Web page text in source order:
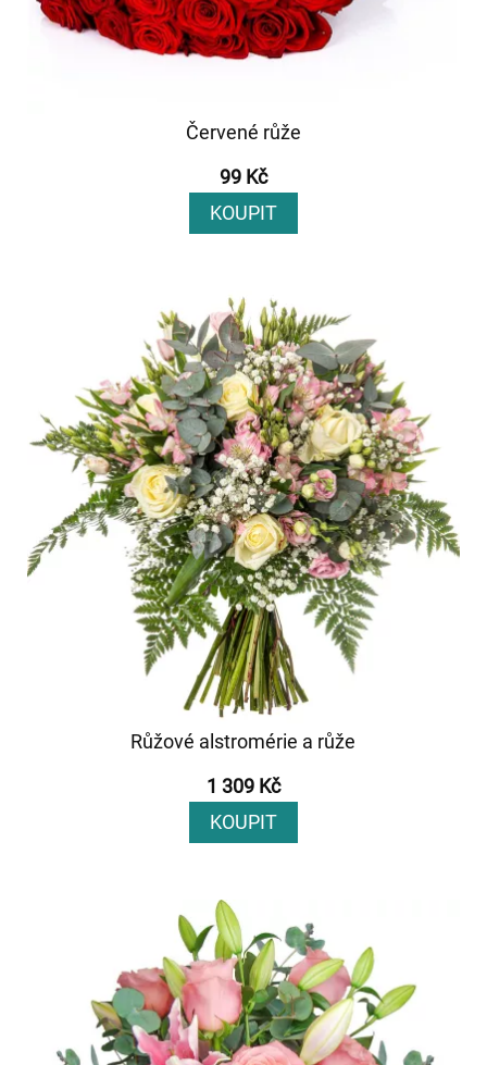
Červené růže
99 Kč
KOUPIT
Růžové alstromérie a růže
1 309 Kč
KOUPIT